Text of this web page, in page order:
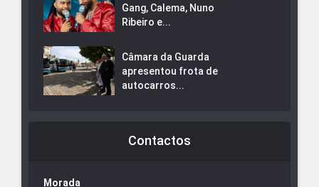
Gang, Calema, Nuno
Ribeiro e...
Câmara da Guarda
apresentou frota de
autocarros...
Contactos
Morada